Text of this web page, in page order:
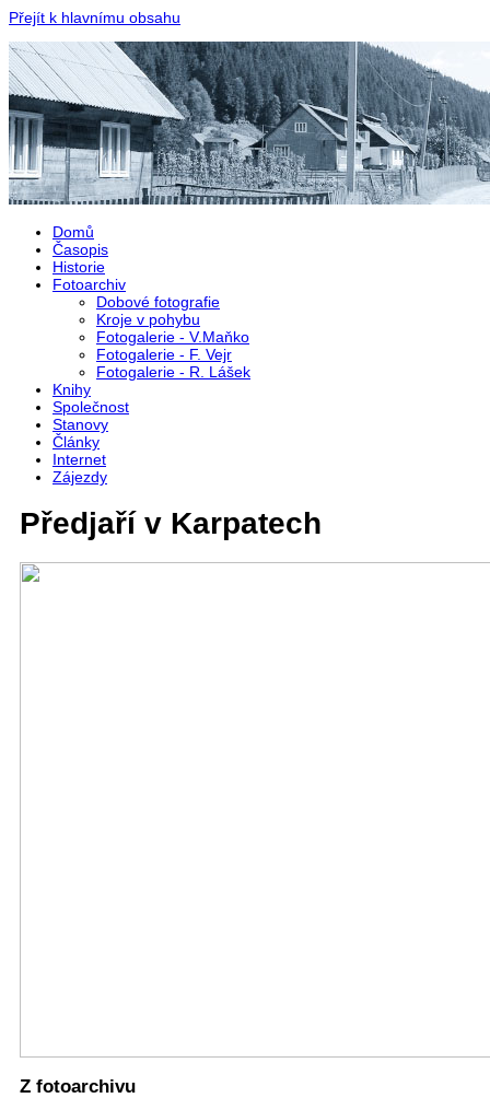
Přejít k hlavnímu obsahu
Domů
Časopis
Historie
Fotoarchiv
Dobové fotografie
Kroje v pohybu
Fotogalerie - V.Maňko
Fotogalerie - F. Vejr
Fotogalerie - R. Lášek
Knihy
Společnost
Stanovy
Články
Internet
Zájezdy
Předjaří v Karpatech
Z fotoarchivu